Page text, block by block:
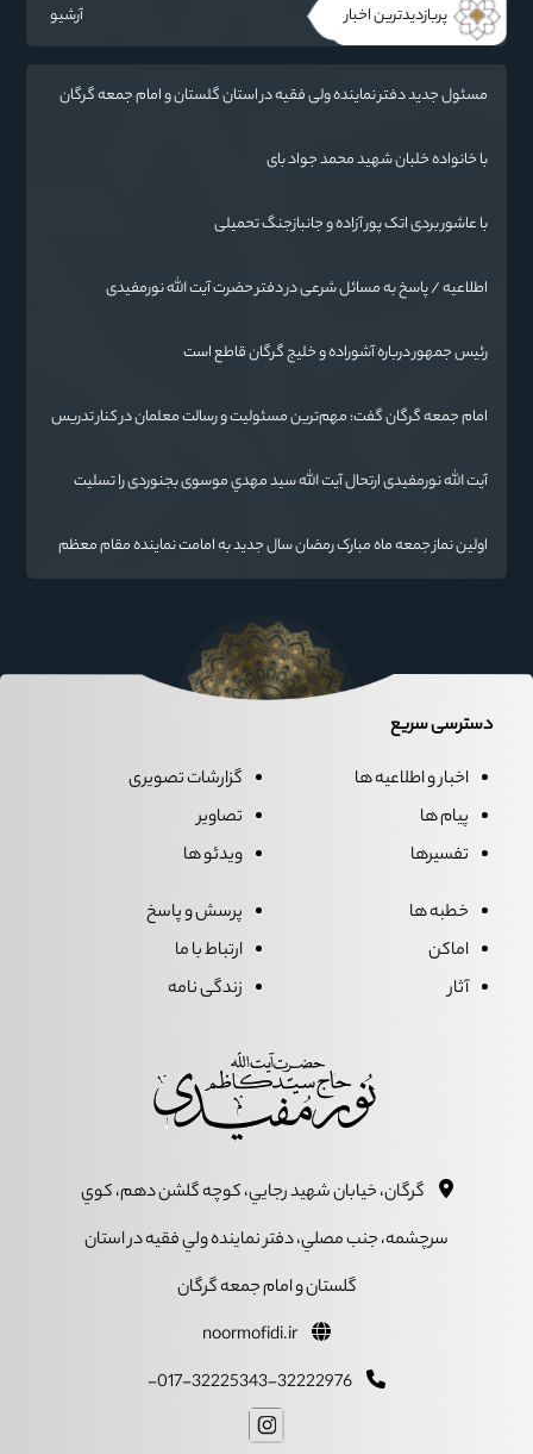
پربازدیدترین اخبار آرشیو
مسئول جدید دفتر نماینده ولی فقیه در استان گلستان و امام جمعه گرگان
با خانواده خلبان شهید محمد جواد بای
با عاشور بردی اتک پور آزاده و جانبازجنگ تحمیلی
اطلاعیه / پاسخ به مسائل شرعی در دفتر حضرت آیت الله نورمفیدی
رئیس جمهور درباره آشوراده و خلیج گرگان قاطع است
امام جمعه گرگان گفت: مهم‌ترین مسئولیت و رسالت معلمان در کنار تدریس
ایران اسلامی است.
آیت الله نورمفیدی ارتحال آیت الله سيد مهدي موسوی بجنوردی را تسلیت
اولین نماز جمعه ماه مبارک رمضان سال جدید به امامت نماینده مقام معظم
دسترسی سریع
اخبار و اطلاعیه ها
پیام ها
تفسیرها
گزارشات تصویری
تصاویر
ویدئو ها
خطبه ها
اماکن
آثار
پرسش و پاسخ
ارتباط با ما
زندگی نامه
گرگان، خيابان شهيد رجايي، کوچه گلشن دهم، کوي
سرچشمه، جنب مصلي، دفتر نماينده ولي فقيه در استان
گلستان و امام جمعه گرگان